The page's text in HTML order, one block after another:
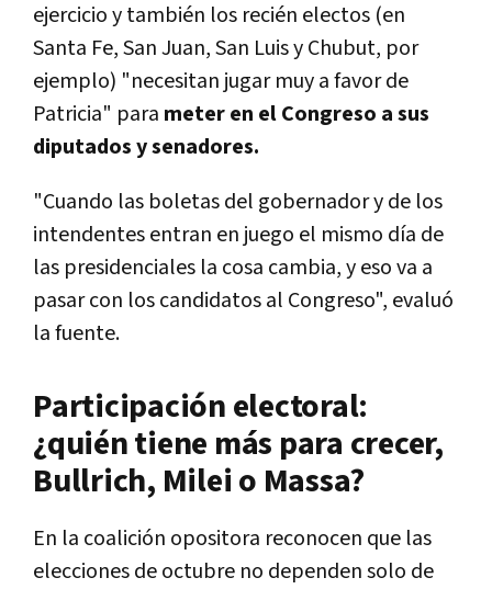
ejercicio y también los recién electos (en
Santa Fe, San Juan, San Luis y Chubut, por
ejemplo) "necesitan jugar muy a favor de
Patricia" para meter en el Congreso a sus
diputados y senadores.
"Cuando las boletas del gobernador y de los
intendentes entran en juego el mismo día de
las presidenciales la cosa cambia, y eso va a
pasar con los candidatos al Congreso", evaluó
la fuente.
Participación electoral:
¿quién tiene más para crecer,
Bullrich, Milei o Massa?
En la coalición opositora reconocen que las
elecciones de octubre no dependen solo de